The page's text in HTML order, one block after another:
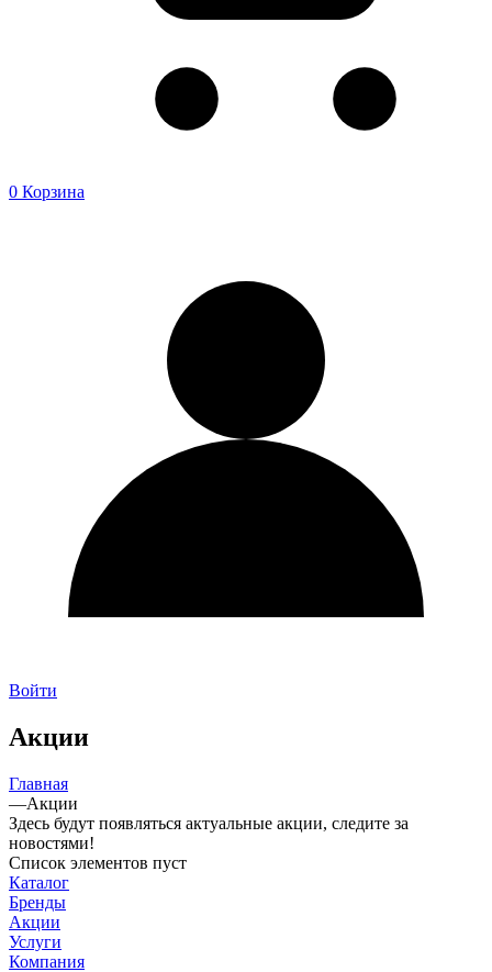
0 Корзина
Войти
Акции
Главная
—Акции
Здесь будут появляться актуальные акции, следите за
новостями!
Список элементов пуст
Каталог
Бренды
Акции
Услуги
Компания